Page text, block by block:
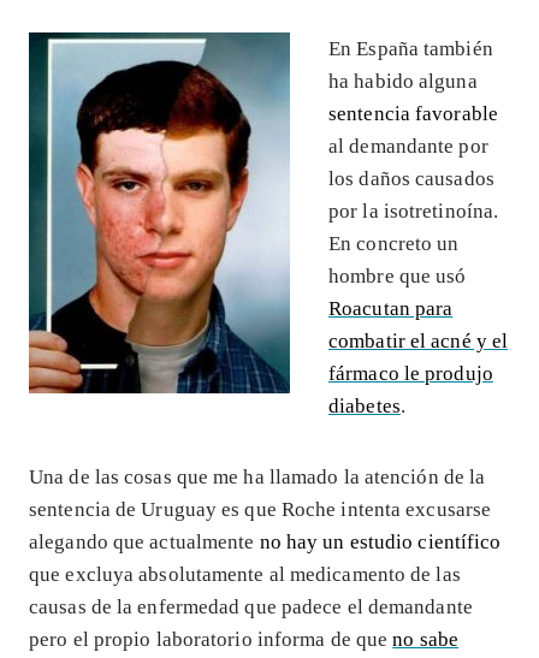
En España también
ha habido alguna
sentencia favorable
al demandante por
los daños causados
por la isotretinoína.
En concreto un
hombre que usó
Roacutan para
combatir el acné y el
fármaco le produjo
diabetes.
Una de las cosas que me ha llamado la atención de la
sentencia de Uruguay es que Roche intenta excusarse
alegando que actualmente no hay un estudio científico
que excluya absolutamente al medicamento de las
causas de la enfermedad que padece el demandante
pero el propio laboratorio informa de queno sabe